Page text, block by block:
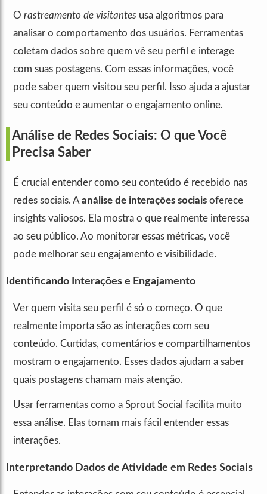
O rastreamento de visitantes usa algoritmos para
analisar o comportamento dos usuários. Ferramentas
coletam dados sobre quem vê seu perfil e interage
com suas postagens. Com essas informações, você
pode saber quem visitou seu perfil. Isso ajuda a ajustar
seu conteúdo e aumentar o engajamento online.
Análise de Redes Sociais: O que Você
Precisa Saber
É crucial entender como seu conteúdo é recebido nas
redes sociais. A análise de interações sociais oferece
insights valiosos. Ela mostra o que realmente interessa
ao seu público. Ao monitorar essas métricas, você
pode melhorar seu engajamento e visibilidade.
Identificando Interações e Engajamento
Ver quem visita seu perfil é só o começo. O que
realmente importa são as interações com seu
conteúdo. Curtidas, comentários e compartilhamentos
mostram o engajamento. Esses dados ajudam a saber
quais postagens chamam mais atenção.
Usar ferramentas como a Sprout Social facilita muito
essa análise. Elas tornam mais fácil entender essas
interações.
Interpretando Dados de Atividade em Redes Sociais